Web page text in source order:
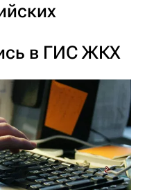
в ГИС ЖКХ